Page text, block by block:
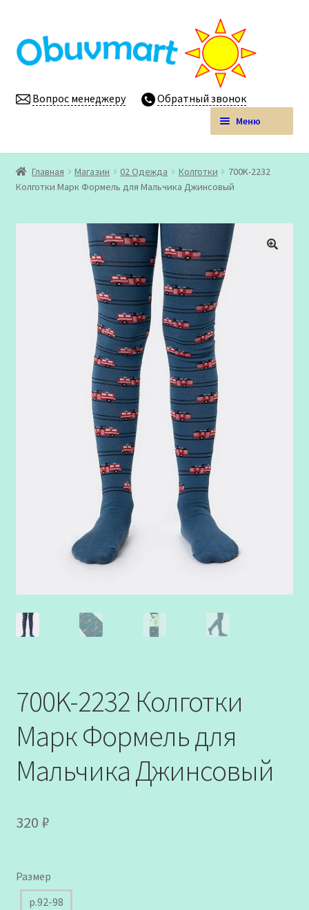
к
навигации
к
содержимому
Вопрос менеджеру Обратный звонок
Меню
Obuvmart.pro | Детская обувь мелким оптом
Магазин
меню
Личный кабинет
Главная Магазин 02 Одежда Колготки
700K-2232
Колготки Марк Формель для Мальчика Джинсовый
700K-2232 Колготки
Марк Формель для
Мальчика Джинсовый
320 ₽
Размер
р.92-98